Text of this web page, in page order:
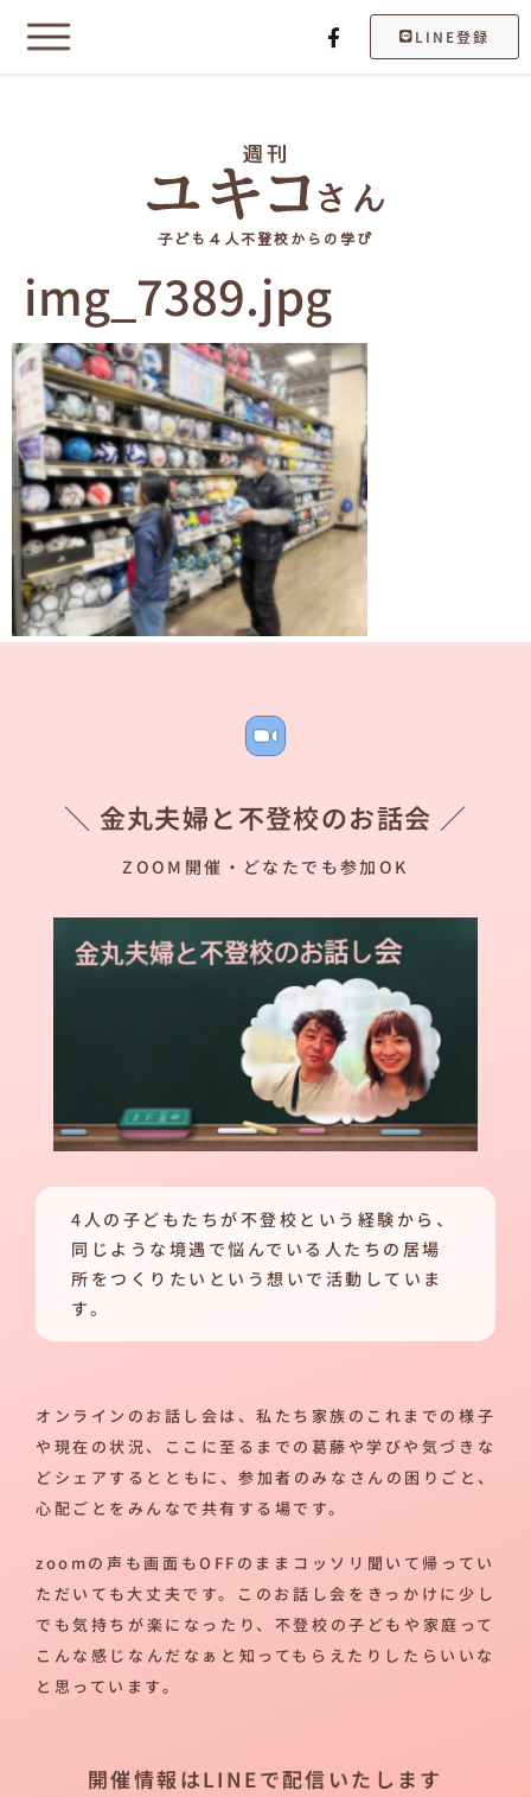
LINE登録
子ども４人不登校からの学び
img_7389.jpg
＼ 金丸夫婦と不登校のお話会 ／
ZOOM開催・どなたでも参加OK
4人の子どもたちが不登校という経験から、
同じような境遇で悩んでいる人たちの居場
所をつくりたいという想いで活動していま
す。
オンラインのお話し会は、私たち家族のこれまでの様子
や現在の状況、ここに至るまでの葛藤や学びや気づきな
どシェアするとともに、参加者のみなさんの困りごと、
心配ごとをみんなで共有する場です。
zoomの声も画面もOFFのままコッソリ聞いて帰ってい
ただいても大丈夫です。このお話し会をきっかけに少し
でも気持ちが楽になったり、不登校の子どもや家庭って
こんな感じなんだなぁと知ってもらえたりしたらいいな
と思っています。
開催情報はLINEで配信いたします